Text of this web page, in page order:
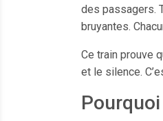
des passagers.
bruyantes.
Ce train prouve
et le silence.